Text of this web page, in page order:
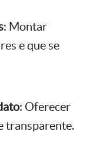
: Montar
e que se
: Oferecer
transparente.